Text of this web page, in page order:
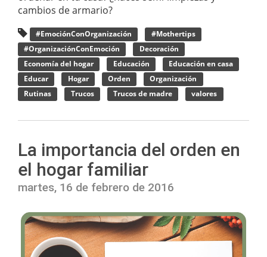
cambios de armario?
#EmociónConOrganización
#Mothertips
#OrganizaciónConEmoción
Decoración
Economía del hogar
Educación
Educación en casa
Educar
Hogar Orden
Organización
Rutinas
Trucos Trucos de madre valores
La importancia del orden en
el hogar familiar
martes, 16 de febrero de 2016